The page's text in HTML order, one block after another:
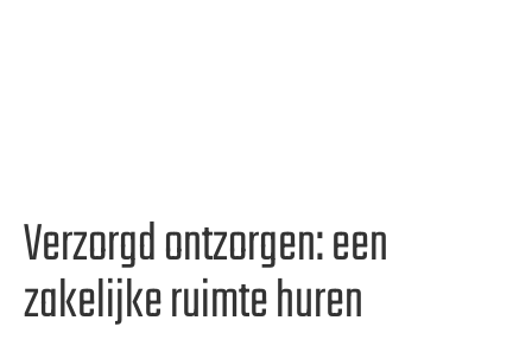
Verzorgd ontzorgen: een
zakelijke ruimte huren